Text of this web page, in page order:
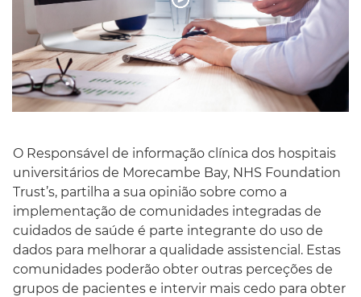
Português
O Responsável de informação clínica dos hospitais
universitários de Morecambe Bay, NHS Foundation
Trust’s, partilha a sua opinião sobre como a
implementação de comunidades integradas de
cuidados de saúde é parte integrante do uso de
dados para melhorar a qualidade assistencial. Estas
comunidades poderão obter outras perceções de
grupos de pacientes e intervir mais cedo para obter